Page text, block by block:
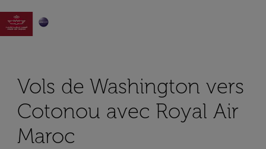

Vols de Washington vers
Cotonou avec Royal Air
Maroc